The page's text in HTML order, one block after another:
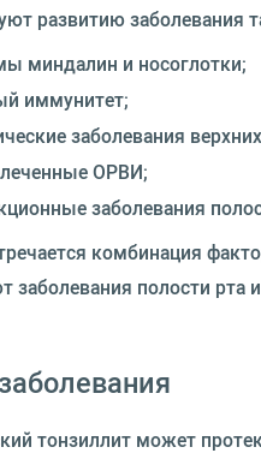
развитию заболевания
миндалин и носоглотки;
иммунитет;
заболевания
ОРВИ;
заболевания
комбинация
заболевания полости рта
тонзиллит может